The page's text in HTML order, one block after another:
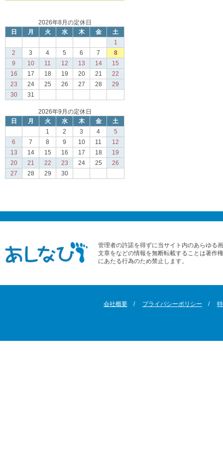
2026年8月の定休日
日
月 火 水 木 金
土
1
2
3 4 5 6 7
8
9
10 11 12 13 14
15
16
17 18 19 20 21
22
23
24 25 26 27 28
29
30
31
2026年9月の定休日
日
月 火 水 木 金
土
1
2 3 4
5
6
7 8 9 10 11
12
13
14 15 16 17 18
19
20
21 22 23 24 25
26
27
28 29 30
管理者の許諾を得ずに当サイト内のあらゆる
文章をなどの情報を無断転載することは著作
にあたる行為のため禁止します。
会社概要 プライバシーポリシー